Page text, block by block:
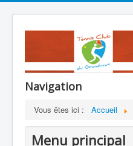
Navigation
Vous êtes ici : Accueil
Menu principal